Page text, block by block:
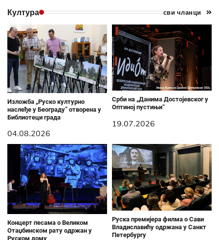
Култура сви чланци
Изложба „Руско културно
наслеђе у Београду” отворена у
Библиотеци града
04.08.2026
Срби на „Данима Достојевског у
Оптиној пустињи“
19.07.2026
Концерт песама о Великом
Отаџбинском рату одржан у
Руском дому
Руска премијера филма о Сави
Владиславићу одржана у Санкт
Петербургу